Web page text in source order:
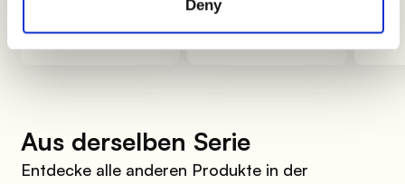
Deny
Aus derselben Serie
Entdecke alle anderen Produkte in der